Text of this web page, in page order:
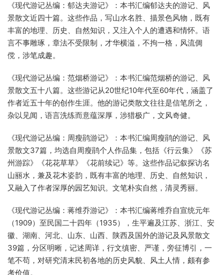
《现代游记丛编：郁达夫游记》：本书汇编郁达夫的游记、风
景散文近四十篇。这些作品，写山水名胜、描景色风物，既有
丰富的地理、历史、自然知识，又注入个人的遭遇和情怀。语
言不事雕琢，章法不受限制，才华横溢，不拘一格，风流倜
傥，涉笔成趣。
《现代游记丛编：范烟桥游记》：本书汇编范烟桥的游记、风
景散文五十八篇。这些游记从20世纪10年代至60年代，涵盖了
作者近五十年的创作生涯。他的游记类散文往往是信笔所之，
杂以见闻，语言洗练而意蕴深厚，涉猎极广，文风奇健。
《现代游记丛编：周瘦鹃游记》：本书汇编周瘦鹃的游记、风
景散文37篇，均选自周瘦鹃个人作品集，包括《行云集》《苏
州游踪》《花花草草》《花前续记》等。这些作品记叙探访名
山丽水，兼及花木姿韵，既有丰富的地理、历史、自然知识，
又融入了作者深厚的园艺知识。文笔朴实自然，清灵秀丽。
《现代游记丛编：蒋维乔游记》：本书汇编蒋维乔自宣统元年
（1909）至民国二十四年（1935），生平遍及江苏、浙江、安
徽、湖南、河北、山东、山西、陕西及国外的游记及风景散文
39篇，分区明晰，记述周详，行文缜密、严谨，旁征博引，一
笔不苟，对研究清末民初各地的历史风貌、风土人情，颇有参
考价值。